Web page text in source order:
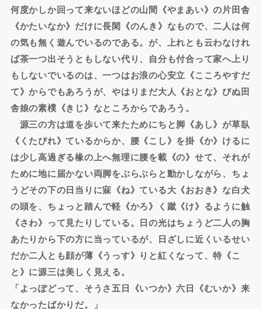
何度かしか回って来ないほどの山間《やまあい》の片田舎
《かたいなか》だけに長閑《のんき》なもので、二人は何
の気も無く遊んでいるのである。が、上れとも云わなけれ
ば茶一つ出そうともしない代り、自分も付合って家へ上り
もしないでいるのは、一つはお浪の心安立《こころやすだ
て》からでもあろうが、やはりまだ大人《おとな》びぬ田
舎娘の素樸《きじ》なところからであろう。
源三の方は道を歩いて来たためにちと脚《あし》が草臥
《くたびれ》ているからか、腰《こし》を掛《か》けるに
は少し高過ぎる椽の上へ無理に腰を載《の》せて、それが
ために地に届かない両脚をぶらぶらと動かしながら、ちょ
うどその下の日当りに寐《ね》ている大《おおき》な白犬
の頭を、ちょっと踏んで軽《かろ》く蹴《け》るように触
《さわ》って見たりしている。日の光はちょうど二人の胸
あたりから下の方に当っているが、日ざしに近くいるせい
だか二人とも顔が薄《うっす》りと紅くなって、特《こ
と》に源三は美しく見える。
「よっぽどって、そうさ五日《いつか》六日《むいか》来
なかったばかりだ。」